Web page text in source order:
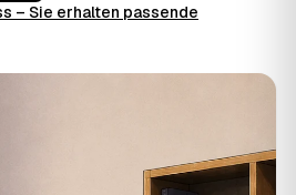
– Sie erhalten passende